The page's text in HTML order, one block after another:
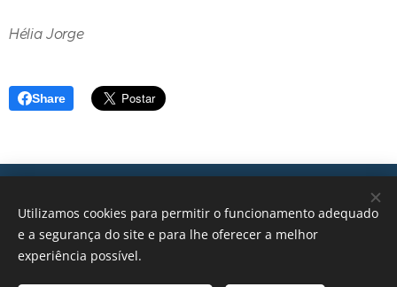
Hélia Jorge
Share
geral@transicoes.pt
Utilizamos cookies para permitir o funcionamento adequado
e a segurança do site e para lhe oferecer a melhor
experiência possível.